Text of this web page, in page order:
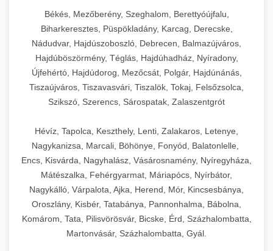
Békés, Mezőberény, Szeghalom, Berettyóújfalu,
Biharkeresztes, Püspökladány, Karcag, Derecske,
Nádudvar, Hajdúszoboszló, Debrecen, Balmazújváros,
Hajdúböszörmény, Téglás, Hajdúhadház, Nyíradony,
Újfehértó, Hajdúdorog, Mezőcsát, Polgár, Hajdúnánás,
Tiszaújváros, Tiszavasvári, Tiszalök, Tokaj, Felsőzsolca,
Szikszó, Szerencs, Sárospatak, Zalaszentgrót
Hévíz, Tapolca, Keszthely, Lenti, Zalakaros, Letenye,
Nagykanizsa, Marcali, Böhönye, Fonyód, Balatonlelle,
Encs, Kisvárda, Nagyhalász, Vásárosnamény, Nyíregyháza,
Mátészalka, Fehérgyarmat, Máriapócs, Nyírbátor,
Nagykálló, Várpalota, Ajka, Herend, Mór, Kincsesbánya,
Oroszlány, Kisbér, Tatabánya, Pannonhalma, Bábolna,
Komárom, Tata, Pilisvörösvár, Bicske, Érd, Százhalombatta,
Martonvásár, Százhalombatta, Gyál.